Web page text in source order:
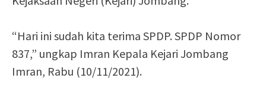
“Hari ini sudah kita terima SPDP. SPDP Nomor
837,” ungkap Imran Kepala Kejari Jombang
Imran, Rabu (10/11/2021).